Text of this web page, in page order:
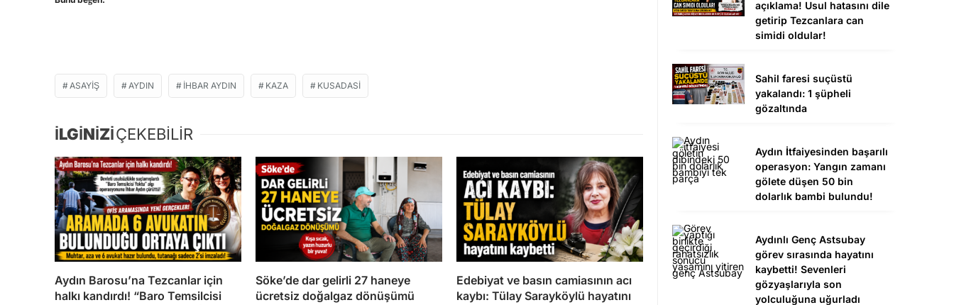
ASAYIŞ AYDIN İHBAR AYDIN KAZA KUSADASI
İLGİNİZİÇEKEBİLİR
Aydın Barosu’na Tezcanlar için
halkı kandırdı! “Baro Temsilcisi
Söke’de dar gelirli 27 haneye
ücretsiz doğalgaz dönüşümü
Edebiyat ve basın camiasının acı
kaybı: Tülay Sarayköylü hayatını
açıklama! Usul hatasını dile
getirip Tezcanlara can
simidi oldular!
Sahil faresi suçüstü
yakalandı: 1 şüpheli
gözaltında
Aydın İtfaiyesinden başarılı
operasyon: Yangın zamanı
gölete düşen 50 bin
dolarlık bambi bulundu!
Aydınlı Genç Astsubay
görev sırasında hayatını
kaybetti! Sevenleri
gözyaşlarıyla son
yolculuğuna uğurladı